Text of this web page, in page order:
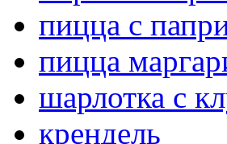
пицца с
пицца
шарлотка с
крендель